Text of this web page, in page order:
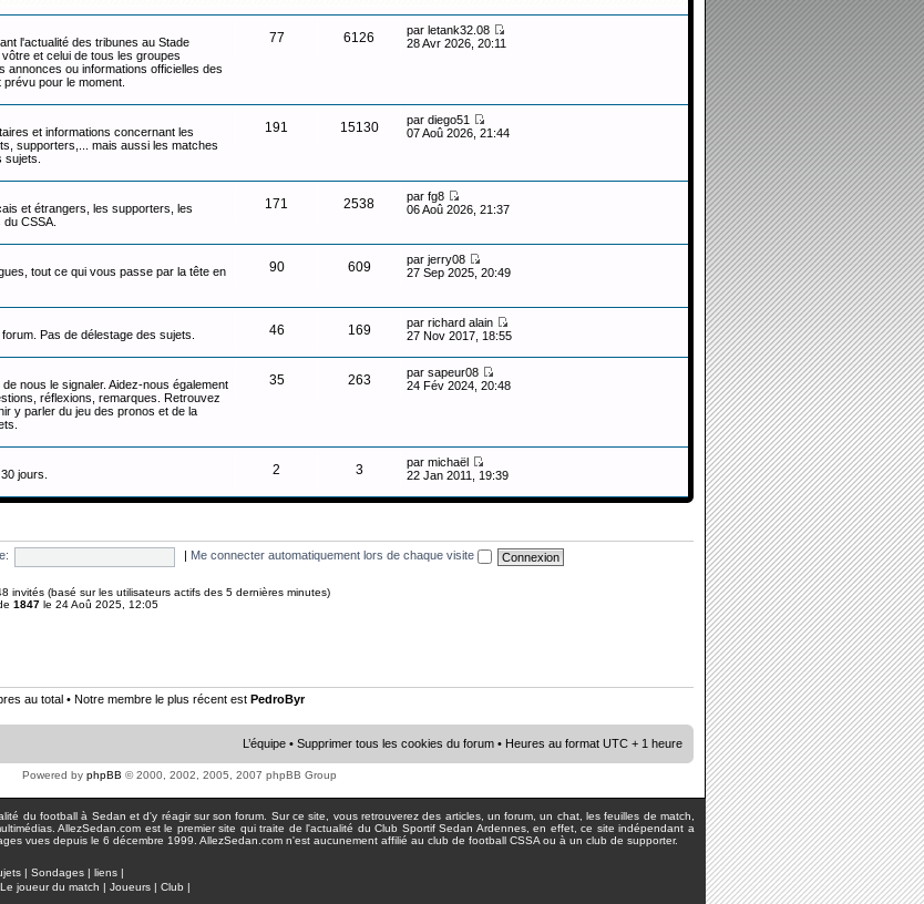
l'actualité des tribunes au Stade
et celui de tous les groupes
annonces ou informations officielles des
pour le moment.
77 6126 par letank32.08
28 Avr 2026, 20:11
et informations concernant les
supporters,... mais aussi les matches
191 15130 par diego51
07 Aoû 2026, 21:44
et étrangers, les supporters, les
CSSA.
171 2538 par fg8
06 Aoû 2026, 21:37
tout ce qui vous passe par la tête en
90 609 par jerry08
27 Sep 2025, 20:49
Pas de délestage des sujets.
46 169 par richard alain
27 Nov 2017, 18:55
nous le signaler. Aidez-nous également
réflexions, remarques. Retrouvez
y parler du jeu des pronos et de la
35 263 par sapeur08
24 Fév 2024, 20:48
jours.
2 3 par michaël
22 Jan 2011, 19:39
Me connecter automatiquement lors de chaque visite
invités (basé sur les utilisateurs actifs des 5 dernières minutes)
1847 le 24 Aoû 2025, 12:05
au total • Notre membre le plus récent est PedroByr
L’équipe • Supprimer tous les cookies du forum • Heures au format UTC + 1 heure
Powered by phpBB © 2000, 2002, 2005, 2007 phpBB Group
du football à Sedan et d'y réagir sur son forum. Sur ce site, vous retrouverez des articles, un forum, un chat, les feuilles de match,
AllezSedan.com est le premier site qui traite de l'actualité du Club Sportif Sedan Ardennes, en effet, ce site indépendant a
vues depuis le 6 décembre 1999. AllezSedan.com n'est aucunement affilié au club de football CSSA ou à un club de supporter.
| Sondages | liens |
Le joueur du match | Joueurs | Club |